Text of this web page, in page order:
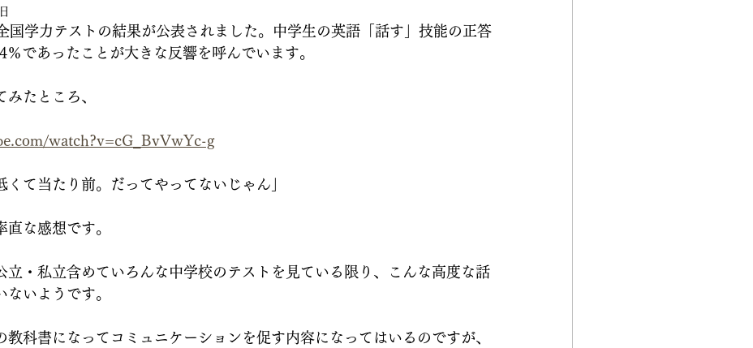
国学力テストの結果が公表されました。中学生の英語「話す」技能の正答
％であったことが大きな反響を呼んでいます。
みたところ、
watch?v=cG_BvVwYc-g
くて当たり前。だってやってないじゃん」
直な感想です。
立・私立含めていろんな中学校のテストを見ている限り、こんな高度な話
ないようです。
教科書になってコミュニケーションを促す内容になってはいるのですが、